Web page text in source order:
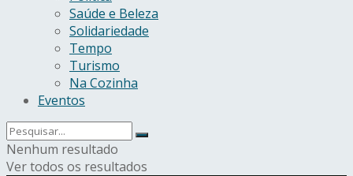
Saúde e Beleza
Solidariedade
Tempo
Turismo
Na Cozinha
Eventos
Nenhum resultado
Ver todos os resultados